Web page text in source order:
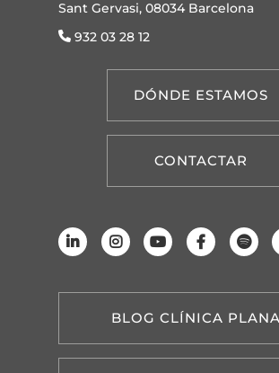
Sant Gervasi, 08034 Barcelona
932 03 28 12
DÓNDE ESTAMOS
CONTACTAR
BLOG CLÍNICA